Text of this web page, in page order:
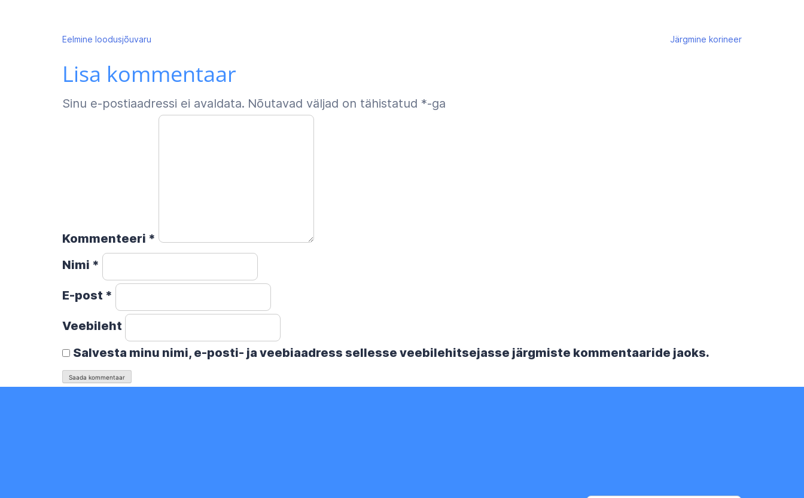
Navigeerimine
Eelmine loodusjõuvaru Järgmine korineer
Lisa kommentaar
Sinu e-postiaadressi ei avaldata. Nõutavad väljad on tähistatud *-ga
Kommenteeri *
Nimi *
E-post *
Veebileht
Salvesta minu nimi, e-posti- ja veebiaadress sellesse veebilehitsejasse järgmiste kommentaaride jaoks.